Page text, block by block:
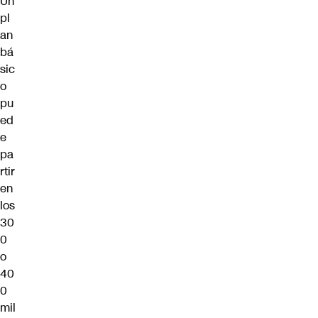
pl
an
bá
sic
o
pu
ed
e
pa
rtir
en
los
30
0
o
40
0
mil